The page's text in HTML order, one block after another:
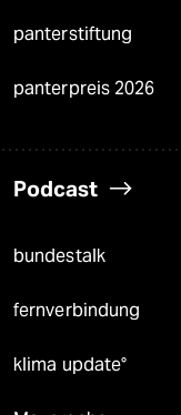
panterstiftung
panterpreis 2026
Podcast
bundestalk
fernverbindung
klima update°